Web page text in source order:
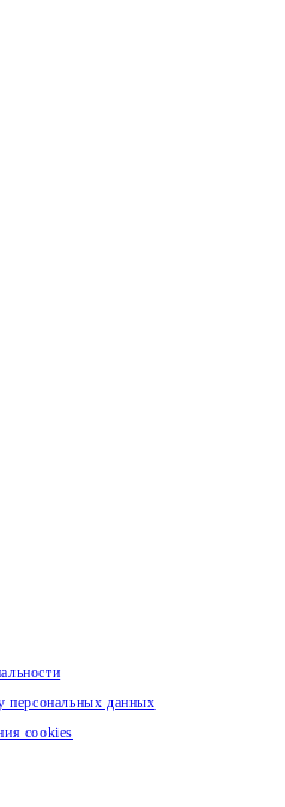
персональных данных
cookies